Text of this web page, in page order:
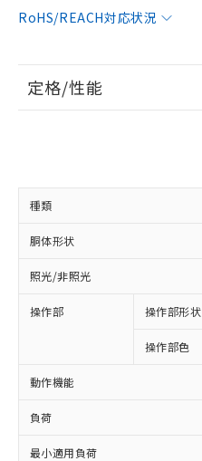
RoHS/REACH対応状況
定格/性能
種類
胴体形状
照光/非照光
操作部 操作部形状
操作部色
動作機能
負荷
最小適用負荷